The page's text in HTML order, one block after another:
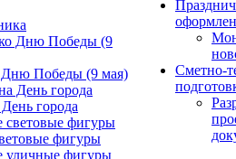
Дню Победы (9 мая)
города
фигуры
Сметно-